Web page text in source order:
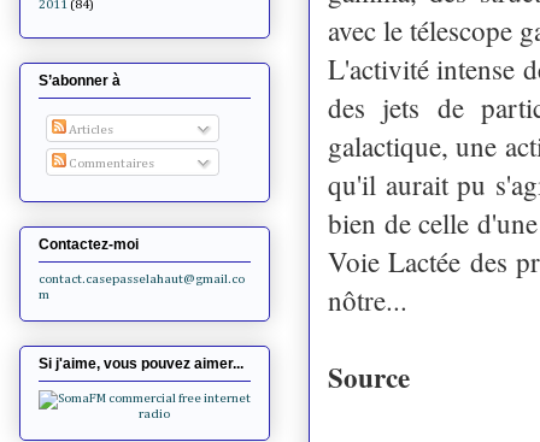
avec le télescope
L'activité intense
des jets de
galactique, une
qu'il aurait pu
bien de celle
Voie Lactée des
nôtre...
Source
2011 (84)
S’abonner à
Articles
Commentaires
Contactez-moi
contact.casepasselahaut@gmail.co
m
Si j'aime, vous pouvez aimer...